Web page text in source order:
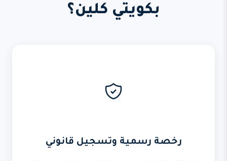
بكويتي كلين؟
رخصة رسمية وتسجيل قانوني